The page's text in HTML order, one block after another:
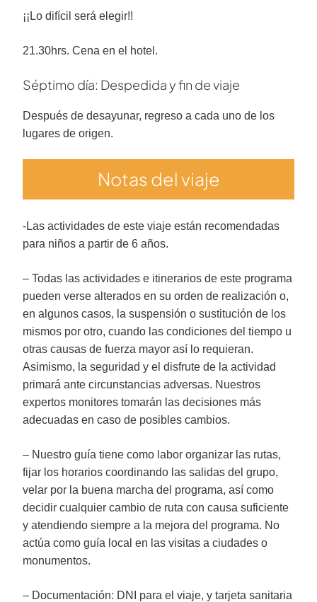
¡¡Lo difícil será elegir!!
21.30hrs. Cena en el hotel.
Séptimo día: Despedida y fin de viaje
Después de desayunar, regreso a cada uno de los
lugares de origen.
Notas del viaje
-Las actividades de este viaje están recomendadas
para niños a partir de 6 años.
– Todas las actividades e itinerarios de este programa
pueden verse alterados en su orden de realización o,
en algunos casos, la suspensión o sustitución de los
mismos por otro, cuando las condiciones del tiempo u
otras causas de fuerza mayor así lo requieran.
Asimismo, la seguridad y el disfrute de la actividad
primará ante circunstancias adversas. Nuestros
expertos monitores tomarán las decisiones más
adecuadas en caso de posibles cambios.
– Nuestro guía tiene como labor organizar las rutas,
fijar los horarios coordinando las salidas del grupo,
velar por la buena marcha del programa, así como
decidir cualquier cambio de ruta con causa suficiente
y atendiendo siempre a la mejora del programa. No
actúa como guía local en las visitas a ciudades o
monumentos.
– Documentación: DNI para el viaje, y tarjeta sanitaria